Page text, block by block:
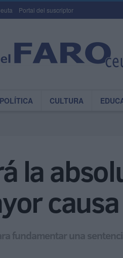
Portal del suscriptor
POLÍTICA CULTURA
la
fundamentar una